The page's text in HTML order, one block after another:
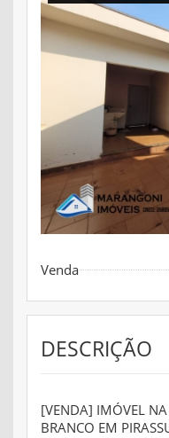
Venda
DESCRIÇÃO
[VENDA] IMÓVEL
BRANCO EM